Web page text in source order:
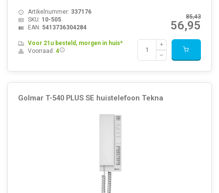
85,43
56,95
Artikelnummer: 337176
SKU: 10-505
EAN: 5413736304284
Voor 21u besteld, morgen in huis*
Voorraad: 4
Golmar T-540 PLUS SE huistelefoon Tekna